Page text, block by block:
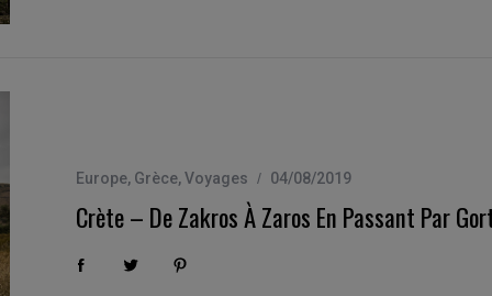
Europe, Grèce,Voyages 04/08/2019
Crète – De Zakros À Zaros En Passant Par